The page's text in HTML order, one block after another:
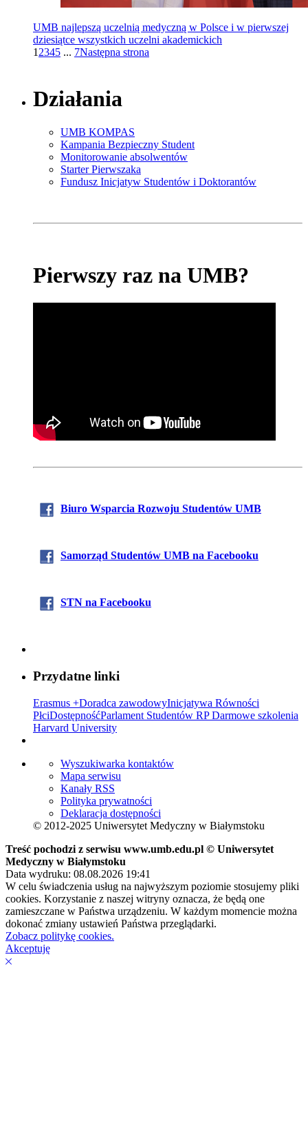
UMB najlepszą uczelnią medyczną w Polsce i w pierwszej
dziesiątce wszystkich uczelni akademickich
1 2345 ... 7Następna strona
Działania
UMB KOMPAS
Kampania Bezpieczny Student
Monitorowanie absolwentów
Starter Pierwszaka
Fundusz Inicjatyw Studentów i Doktorantów
Pierwszy raz na UMB?
Biuro Wsparcia Rozwoju Studentów UMB
Samorząd Studentów UMB na Facebooku
STN na Facebooku
Przydatne linki
Erasmus +Doradca zawodowyInicjatywa Równości
PłciDostępnośćParlament Studentów RPDarmowe szkolenia
Harvard University
Wyszukiwarka kontaktów
Mapa serwisu
Kanały RSS
Polityka prywatności
Deklaracja dostępności
© 2012-2025 Uniwersytet Medyczny w Białymstoku
Treść pochodzi z serwisu www.umb.edu.pl © Uniwersytet
Medyczny w Białymstoku
Data wydruku: 08.08.2026 19:41
W celu świadczenia usług na najwyższym poziomie stosujemy pliki
cookies. Korzystanie z naszej witryny oznacza, że będą one
zamieszczane w Państwa urządzeniu. W każdym momencie można
dokonać zmiany ustawień Państwa przeglądarki.
Zobacz politykę cookies.
Akceptuję